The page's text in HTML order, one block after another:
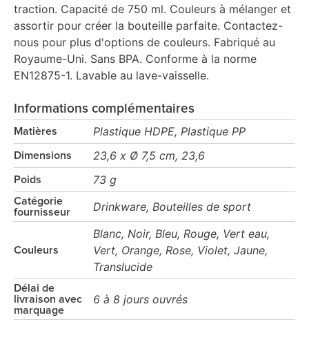
traction. Capacité de 750 ml. Couleurs à mélanger et
assortir pour créer la bouteille parfaite. Contactez-
nous pour plus d'options de couleurs. Fabriqué au
Royaume-Uni. Sans BPA. Conforme à la norme
EN12875-1. Lavable au lave-vaisselle.
Informations complémentaires
Matières Plastique HDPE, Plastique PP
Dimensions 23,6 x Ø 7,5 cm, 23,6
Poids 73 g
Catégorie
fournisseur
Drinkware, Bouteilles de sport
Couleurs
Blanc, Noir, Bleu, Rouge, Vert eau,
Vert, Orange, Rose, Violet, Jaune,
Translucide
Délai de
livraison avec
marquage
6 à 8 jours ouvrés